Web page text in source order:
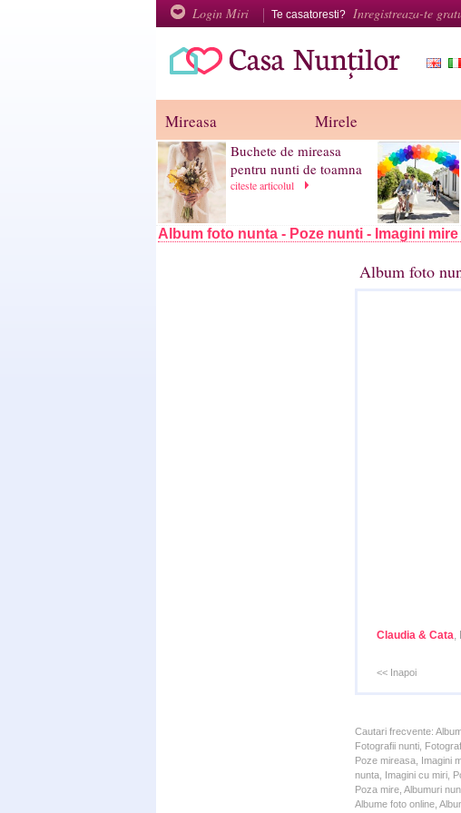
Login Miri Te casatoresti? Inregistreaza-te
Mireasa Mirele
Buchete de mireasa
pentru nunti de toamna
citeste articolul
Album foto nunta - Poze nunti - Imagini
Album foto
Claudia & Cata,
<< Inapoi
Cautari frecvente:
Fotografii nunti,
Poze mireasa, Imagini
nunta, Imagini cu miri,
Poza mire, Albumuri
Albume foto online,